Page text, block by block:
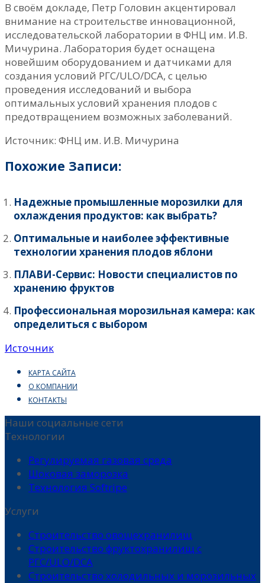
В своём докладе, Петр Головин акцентировал
внимание на строительстве инновационной,
исследовательской лаборатории в ФНЦ им. И.В.
Мичурина. Лаборатория будет оснащена
новейшим оборудованием и датчиками для
создания условий РГС/ULO/DCA, с целью
проведения исследований и выбора
оптимальных условий хранения плодов с
предотвращением возможных заболеваний.
Источник: ФНЦ им. И.В. Мичурина
Похожие Записи:
Надежные промышленные морозилки для
охлаждения продуктов: как выбрать?
Оптимальные и наиболее эффективные
технологии хранения плодов яблони
ПЛАВИ-Сервис: Новости специалистов по
хранению фруктов
Профессиональная морозильная камера: как
определиться с выбором
Источник
КАРТА САЙТА
О КОМПАНИИ
КОНТАКТЫ
Наши социальные сети
Технологии
Регулируемая газовая среда
Шоковая заморозка
Технология Softripe
Услуги
Строительство овощехранилищ
Строительство фруктохранилищ с
РГС/ULO/DCA
Строительство холодильных и морозильных